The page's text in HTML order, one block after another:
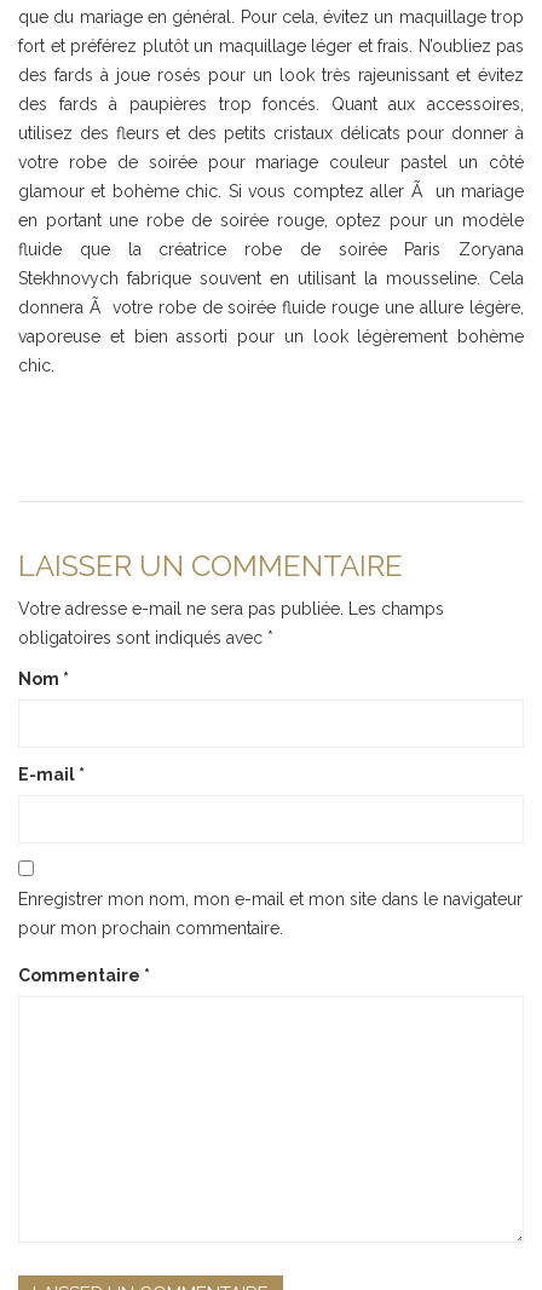
que du mariage en général. Pour cela, évitez un maquillage trop
fort et préférez plutôt un maquillage léger et frais. N’oubliez pas
des fards à joue rosés pour un look très rajeunissant et évitez
des fards à paupières trop foncés. Quant aux accessoires,
utilisez des fleurs et des petits cristaux délicats pour donner à
votre robe de soirée pour mariage couleur pastel un côté
glamour et bohème chic. Si vous comptez aller Ã un mariage
en portant une robe de soirée rouge, optez pour un modèle
fluide que la créatrice robe de soirée Paris Zoryana
Stekhnovych fabrique souvent en utilisant la mousseline. Cela
donnera Ã votre robe de soirée fluide rouge une allure légère,
vaporeuse et bien assorti pour un look légèrement bohème
chic.
LAISSER UN COMMENTAIRE
Votre adresse e-mail ne sera pas publiée.
Les champs
obligatoires sont indiqués avec *
Nom *
E-mail *
Enregistrer mon nom, mon e-mail et mon site dans le navigateur
pour mon prochain commentaire.
Commentaire *